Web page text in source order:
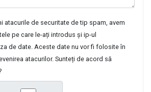
atacurile de securitate de tip spam, avem
pe care le-ați introdus și ip-ul
de date. Aceste date nu vor fi folosite în
atacurilor. Sunteți de acord să